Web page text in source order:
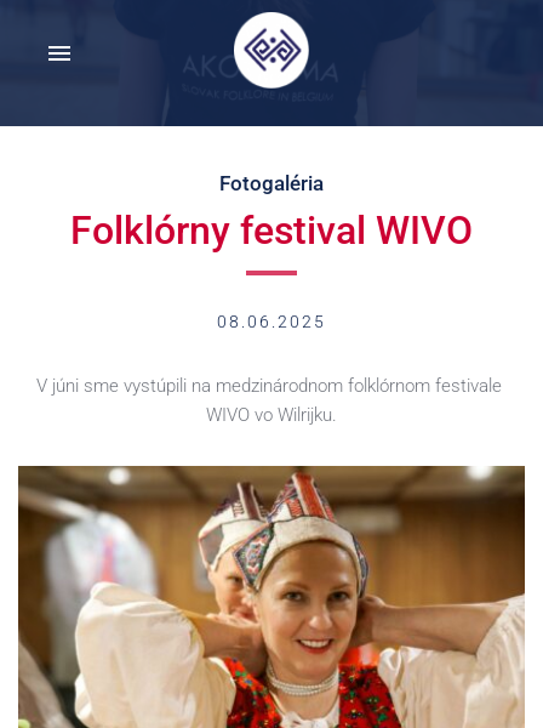
Fotogaléria
Folklórny festival WIVO
08.06.2025
V júni sme vystúpili na medzinárodnom folklórnom festivale
WIVO vo Wilrijku.